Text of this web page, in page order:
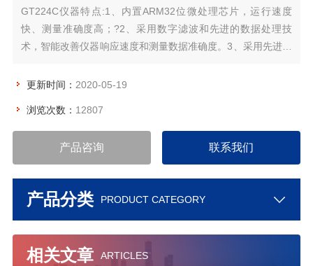
GT224C仪器特点:1、内置ARM32位微处理芯片，运行速度
快、测量准确度高；?2、采用数字滤波和先进的数据处理技
术，智能改善仪器响应速度和测量数据准确度。3、采用先进的
保证了传感器的精度及稳定性；
更新时间： 2020-05-19
浏览次数： 12807
产品咨询 联系我们
产品分类 PRODUCT CATEGORY
相关文章 ARTICLES